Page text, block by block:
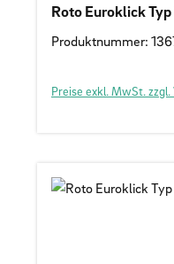
Roto Euroklick
Produktnummer:
Preise exkl. MwSt.